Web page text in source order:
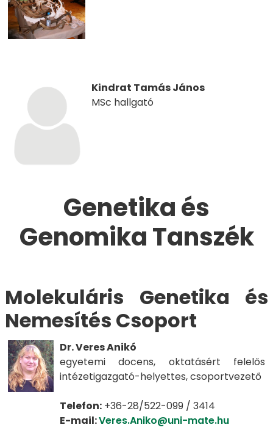
Kindrat Tamás János
MSc hallgató
Genetika és
Genomika Tanszék
​​​​​Molekuláris Genetika és
Nemesítés Csoport​​​​​​
Dr. Veres Anikó
egyetemi docens, oktatásért felelős
intézetigazgató-helyettes, csoportvezető
Telefon: +36-28/522-099 / 3414
E-mail:Veres.Aniko@uni-mate.hu